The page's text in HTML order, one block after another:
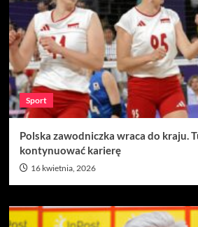
Sport
Polska zawodniczka wraca do kraju.
kontynuować karierę
16 kwietnia, 2026